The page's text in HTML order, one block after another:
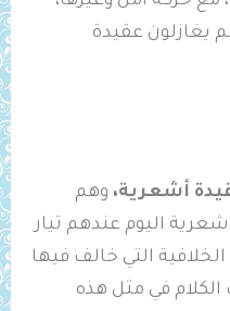
يغازلون عقيدة
أشعرية، وهم
اليوم عندهم تيار
التي خالف فيها
في مثل هذه